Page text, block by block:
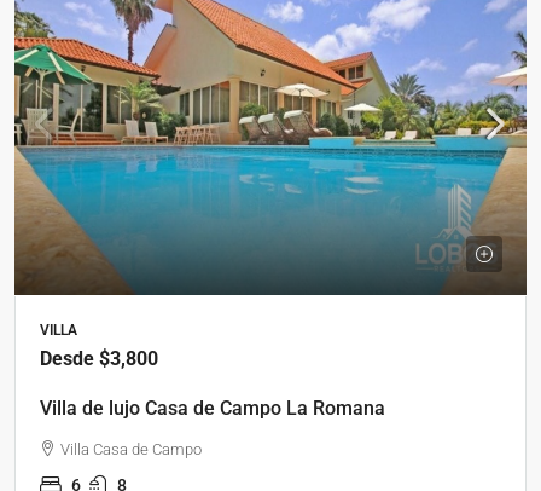
VILLA
Desde $3,800
Villa de lujo Casa de Campo La Romana
Villa Casa de Campo
6 8